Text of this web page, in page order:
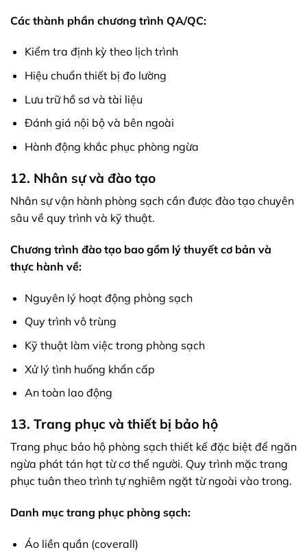
Các thành phần chương trình QA/QC:
Kiểm tra định kỳ theo lịch trình
Hiệu chuẩn thiết bị đo lường
Lưu trữ hồ sơ và tài liệu
Đánh giá nội bộ và bên ngoài
Hành động khắc phục phòng ngừa
12. Nhân sự và đào tạo
Nhân sự vận hành phòng sạch cần được đào tạo chuyên
sâu về quy trình và kỹ thuật.
Chương trình đào tạo bao gồm lý thuyết cơ bản và
thực hành về:
Nguyên lý hoạt động phòng sạch
Quy trình vô trùng
Kỹ thuật làm việc trong phòng sạch
Xử lý tình huống khẩn cấp
An toàn lao động
13. Trang phục và thiết bị bảo hộ
Trang phục bảo hộ phòng sạch thiết kế đặc biệt để ngăn
ngừa phát tán hạt từ cơ thể người. Quy trình mặc trang
phục tuân theo trình tự nghiêm ngặt từ ngoài vào trong.
Danh mục trang phục phòng sạch:
Áo liền quần (coverall)